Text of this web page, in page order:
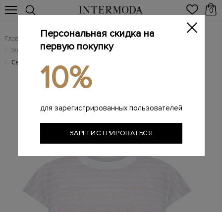
0
Главная Женщинам / Женская одежда
/ Женские футболки
/ Свободная футболка из тонкого хлопка и льна в полоску
Персональная скидка на
первую покупку
10%
для зарегистрированных пользователей
ЗАРЕГИСТРИРОВАТЬСЯ